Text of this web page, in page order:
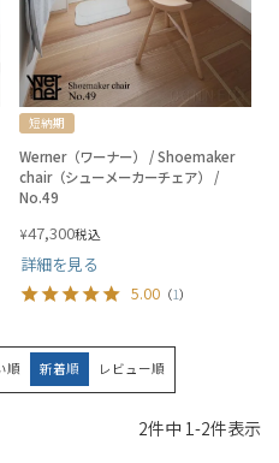
短納期
Werner（ワーナー） / Shoemaker
chair（シューメーカーチェア） /
No.49
¥47,300税込
詳細を見る
5.00 （1）
順 新着順 レビュー順
2件中 1 -2件表示